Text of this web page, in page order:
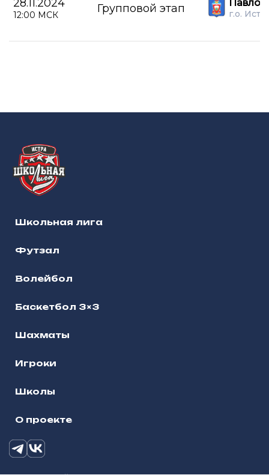
28.11.2024
12:00 МСК Групповой этап г.о.
Школьная лига
Футзал
Волейбол
Баскетбол 3×3
Шахматы
Игроки
Школы
О проекте